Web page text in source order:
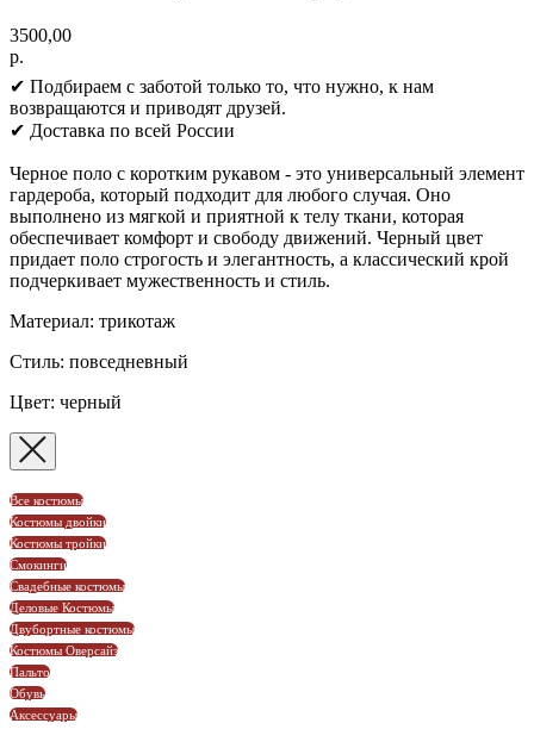
3500,00
р.
✔ Подбираем с заботой только то, что нужно, к нам
возвращаются и приводят друзей.
✔ Доставка по всей России
Черное поло с коротким рукавом - это универсальный элемент
гардероба, который подходит для любого случая. Оно
выполнено из мягкой и приятной к телу ткани, которая
обеспечивает комфорт и свободу движений. Черный цвет
придает поло строгость и элегантность, а классический крой
подчеркивает мужественность и стиль.
Материал: трикотаж
Стиль: повседневный
Цвет: черный
Все костюмы
Костюмы двойки
Костюмы тройки
Смокинги
Свадебные костюмы
Деловые Костюмы
Двубортные костюмы
Костюмы Оверсайз
Пальто
Обувь
Аксессуары